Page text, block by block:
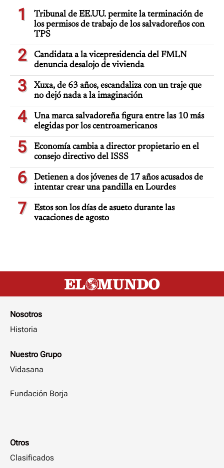
1
Tribunal de EE.UU. permite la terminación de
los permisos de trabajo de los salvadoreños con
TPS
2
Candidata a la vicepresidencia del FMLN
denuncia desalojo de vivienda
3
Xuxa, de 63 años, escandaliza con un traje que
no dejó nada a la imaginación
4
Una marca salvadoreña figura entre las 10 más
elegidas por los centroamericanos
5
Economía cambia a director propietario en el
consejo directivo del ISSS
6
Detienen a dos jóvenes de 17 años acusados de
intentar crear una pandilla en Lourdes
7
Estos son los días de asueto durante las
vacaciones de agosto
Nosotros
Historia
Nuestro Grupo
Vidasana
Fundación Borja
Otros
Clasificados